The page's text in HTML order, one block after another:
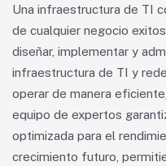
Una infraestructura de TI
de cualquier negocio
diseñar, implementar y
infraestructura de TI y
operar de manera
equipo de expertos
optimizada para el
crecimiento futuro,